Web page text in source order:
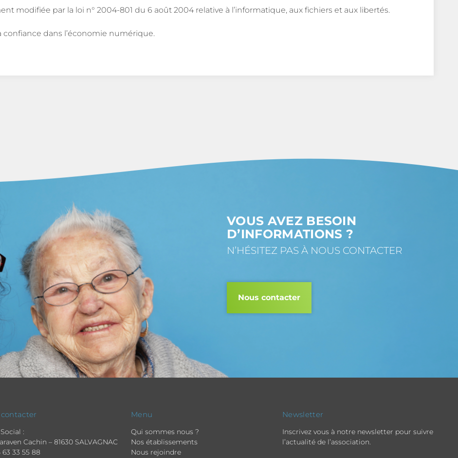
modifiée par la loi n° 2004-801 du 6 août 2004 relative à l’informatique, aux fichiers et aux libertés.
confiance dans l’économie numérique.
VOUS AVEZ BESOIN
D’INFORMATIONS ?
N’HÉSITEZ PAS À NOUS CONTACTER
Nous contacter
contacter
:
Cachin – 81630 SALVAGNAC
63 33 55 88
Menu
Qui sommes nous ?
Nos établissements
Nous rejoindre
Newsletter
Inscrivez vous à notre newsletter pour suivre
l’actualité de l’association.